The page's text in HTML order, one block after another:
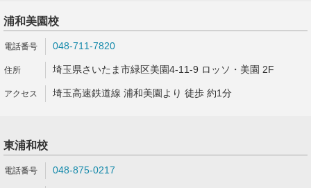
浦和美園校
048-711-7820
埼玉県さいたま市緑区美園4-11-9 ロッソ・美園 2F
埼玉高速鉄道線 浦和美園より 徒歩 約1分
東浦和校
048-875-0217